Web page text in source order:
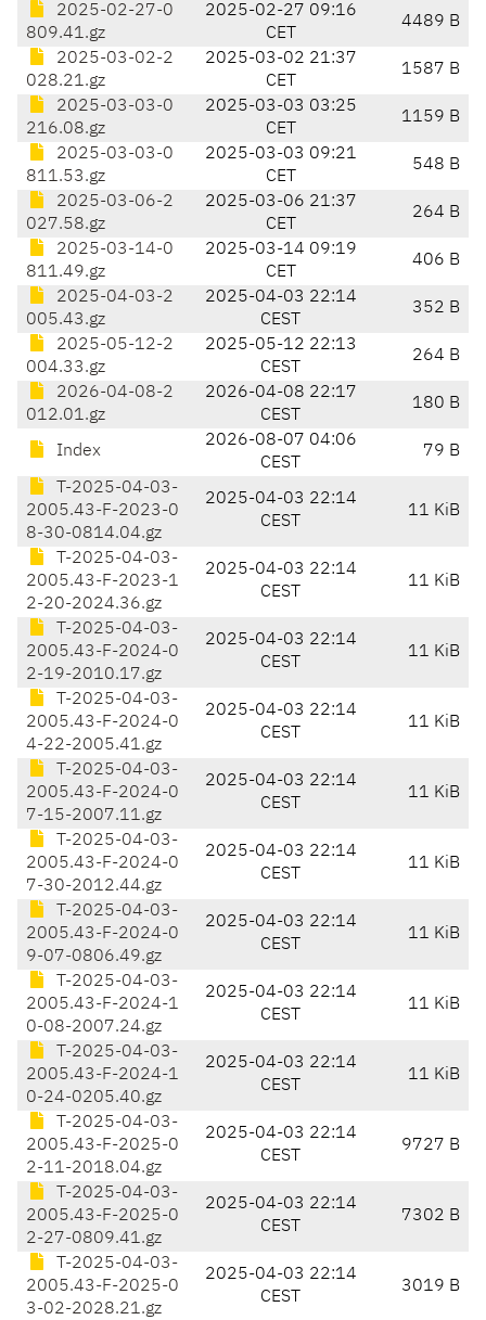
2025-02-27-0
809.41.gz
2025-02-27 09:16
CET
4489 B
2025-03-02-2
028.21.gz
2025-03-02 21:37
CET
1587 B
2025-03-03-0
216.08.gz
2025-03-03 03:25
CET
1159 B
2025-03-03-0
811.53.gz
2025-03-03 09:21
CET
548 B
2025-03-06-2
027.58.gz
2025-03-06 21:37
CET
264 B
2025-03-14-0
811.49.gz
2025-03-14 09:19
CET
406 B
2025-04-03-2
005.43.gz
2025-04-03 22:14
CEST
352 B
2025-05-12-2
004.33.gz
2025-05-12 22:13
CEST
264 B
2026-04-08-2
012.01.gz
2026-04-08 22:17
CEST
180 B
Index
2026-08-07 04:06
CEST
79 B
T-2025-04-03-
2005.43-F-2023-0
8-30-0814.04.gz
2025-04-03 22:14
CEST
11 KiB
T-2025-04-03-
2005.43-F-2023-1
2-20-2024.36.gz
2025-04-03 22:14
CEST
11 KiB
T-2025-04-03-
2005.43-F-2024-0
2-19-2010.17.gz
2025-04-03 22:14
CEST
11 KiB
T-2025-04-03-
2005.43-F-2024-0
4-22-2005.41.gz
2025-04-03 22:14
CEST
11 KiB
T-2025-04-03-
2005.43-F-2024-0
7-15-2007.11.gz
2025-04-03 22:14
CEST
11 KiB
T-2025-04-03-
2005.43-F-2024-0
7-30-2012.44.gz
2025-04-03 22:14
CEST
11 KiB
T-2025-04-03-
2005.43-F-2024-0
9-07-0806.49.gz
2025-04-03 22:14
CEST
11 KiB
T-2025-04-03-
2005.43-F-2024-1
0-08-2007.24.gz
2025-04-03 22:14
CEST
11 KiB
T-2025-04-03-
2005.43-F-2024-1
0-24-0205.40.gz
2025-04-03 22:14
CEST
11 KiB
T-2025-04-03-
2005.43-F-2025-0
2-11-2018.04.gz
2025-04-03 22:14
CEST
9727 B
T-2025-04-03-
2005.43-F-2025-0
2-27-0809.41.gz
2025-04-03 22:14
CEST
7302 B
T-2025-04-03-
2005.43-F-2025-0
3-02-2028.21.gz
2025-04-03 22:14
CEST
3019 B